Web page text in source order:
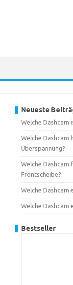
Neueste
Welche Dashcam
Welche Dashcam
Überspannung?
Welche
Frontscheibe?
Welche Dashcam
Welche Dashcam
Bestseller